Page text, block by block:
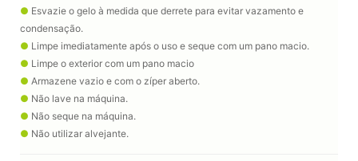
● Esvazie o gelo à medida que derrete para evitar vazamento e
condensação.
● Limpe imediatamente após o uso e seque com um pano macio.
● Limpe o exterior com um pano macio
● Armazene vazio e com o zíper aberto.
● Não lave na máquina.
● Não seque na máquina.
● Não utilizar alvejante.